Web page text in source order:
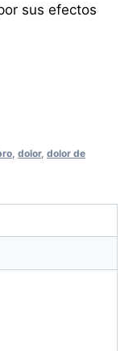
sus efectos
dolor, dolor de